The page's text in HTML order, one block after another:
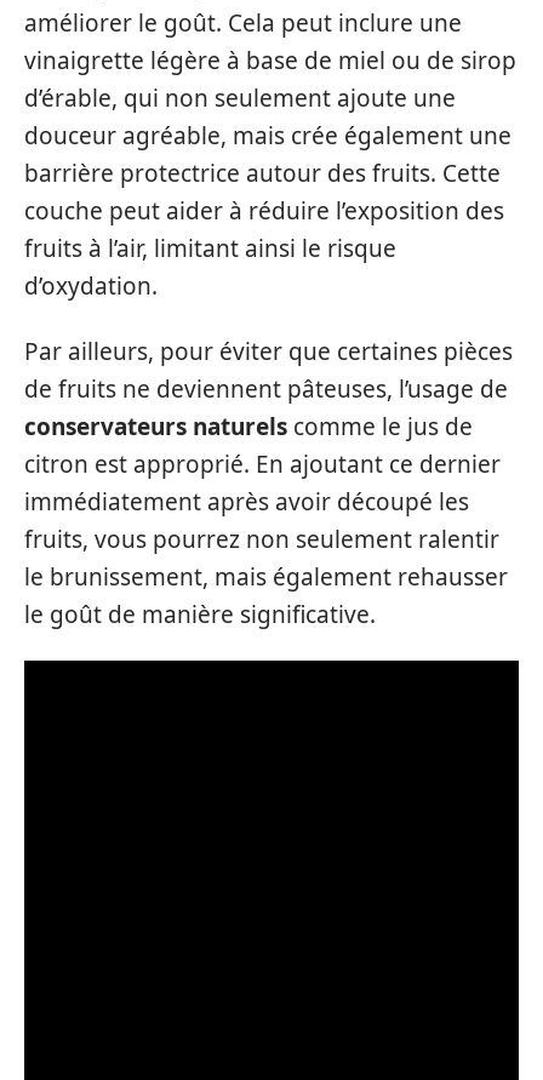
améliorer le goût. Cela peut inclure une
vinaigrette légère à base de miel ou de sirop
d’érable, qui non seulement ajoute une
douceur agréable, mais crée également une
barrière protectrice autour des fruits. Cette
couche peut aider à réduire l’exposition des
fruits à l’air, limitant ainsi le risque
d’oxydation.
Par ailleurs, pour éviter que certaines pièces
de fruits ne deviennent pâteuses, l’usage de
conservateurs naturels comme le jus de
citron est approprié. En ajoutant ce dernier
immédiatement après avoir découpé les
fruits, vous pourrez non seulement ralentir
le brunissement, mais également rehausser
le goût de manière significative.